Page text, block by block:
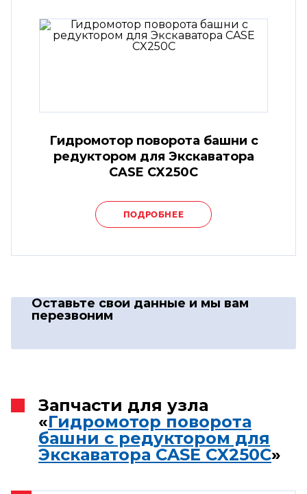
Гидромотор поворота башни с
редуктором для Экскаватора
CASE CX250C
ПОДРОБНЕЕ
Оставьте свои данные и мы вам
перезвоним
Запчасти для узла
«Гидромотор поворота
башни с редуктором для
Экскаватора CASE CX250C»